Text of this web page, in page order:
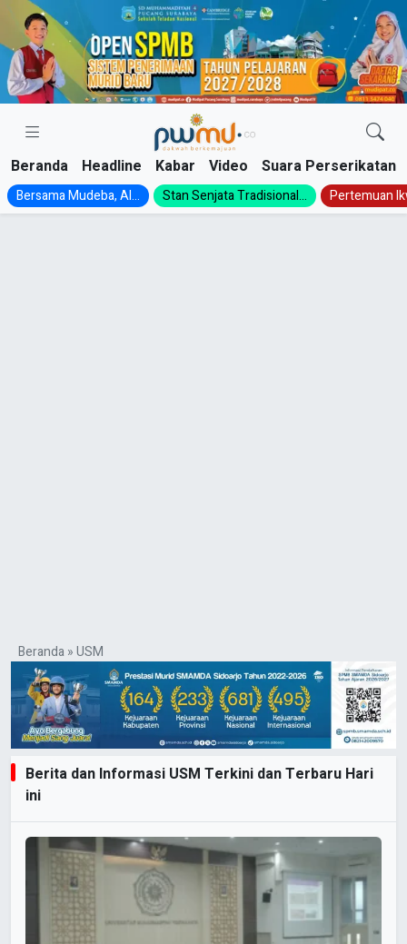
Skip
content
Beranda Headline Kabar Video Suara Perserikatan
Bersama Mudeba, Al... Stan Senjata Tradisional... Pertemuan
Beranda»USM
Berita dan Informasi USM Terkini dan Terbaru Hari
ini